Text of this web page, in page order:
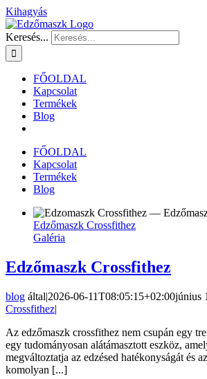
Kihagyás
Keresés...
FŐOLDAL
Kapcsolat
Termékek
Blog
FŐOLDAL
Kapcsolat
Termékek
Blog
Edzőmaszk Crossfithez
Galéria
Edzőmaszk Crossfithez
blog által|2026-06-11T08:05:15+02:00június
Crossfithez|
Az edzőmaszk crossfithez nem csupán egy
egy tudományosan alátámasztott eszköz,
megváltoztatja az edzésed hatékonyságát és
komolyan [...]